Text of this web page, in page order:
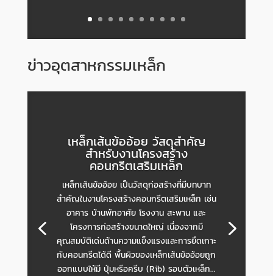
ข่าวอุตสาหกรรมเหล็ก
เหล็กเส้นข้ออ้อย วัสดุสำคัญ
สำหรับงานโครงสร้าง
คอนกรีตเสริมเหล็ก
เหล็กเส้นข้ออ้อย เป็นวัสดุก่อสร้างที่มีบทบาท
สำคัญในงานโครงสร้างคอนกรีตเสริมเหล็ก เช่น
อาคาร บ้านพักอาศัย โรงงาน สะพาน และ
โครงการก่อสร้างขนาดใหญ่ เนื่องจากมี
คุณสมบัติเด่นด้านความแข็งแรงและการยึดเกาะ
กับคอนกรีตได้ดี พื้นผิวของเหล็กเส้นข้ออ้อยถูก
ออกแบบให้มี ปุ่มหรือครีบ (Rib) รอบตัวเหล็ก...